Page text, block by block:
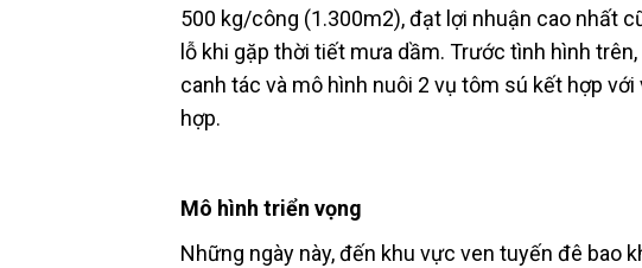
500 kg/công (1.300m2), đạt lợi nhuận cao nhất
lỗ khi gặp thời tiết mưa dầm. Trước tình hình
canh tác và mô hình nuôi 2 vụ tôm sú kết hợp
hợp.
Mô hình triển vọng
Những ngày này, đến khu vực ven tuyến đê bao